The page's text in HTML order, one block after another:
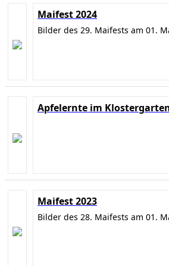
Maifest 2024
Bilder des 29. Maifests am 01.
Apfelernte im
Maifest 2023
Bilder des 28. Maifests am 01.